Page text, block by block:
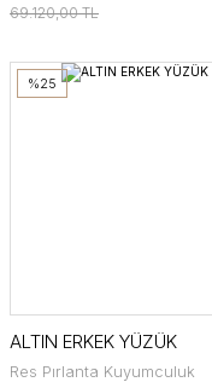
69.120,00 TL
%25
ALTIN ERKEK YÜZÜK
Res Pırlanta Kuyumculuk